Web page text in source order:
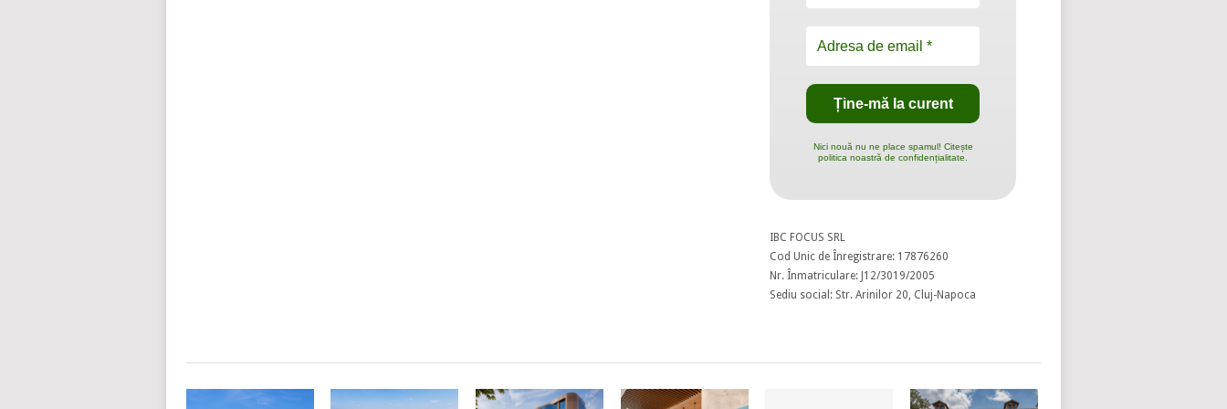
Nici nouă nu ne place spamul! Citește
politica noastră de confidențialitate.
IBC FOCUS SRL
Cod Unic de Înregistrare: 17876260
Nr. Înmatriculare: J12/3019/2005
Sediu social: Str. Arinilor 20, Cluj-Napoca